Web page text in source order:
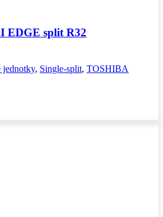
EDGE split R32
jednotky, Single-split, TOSHIBA